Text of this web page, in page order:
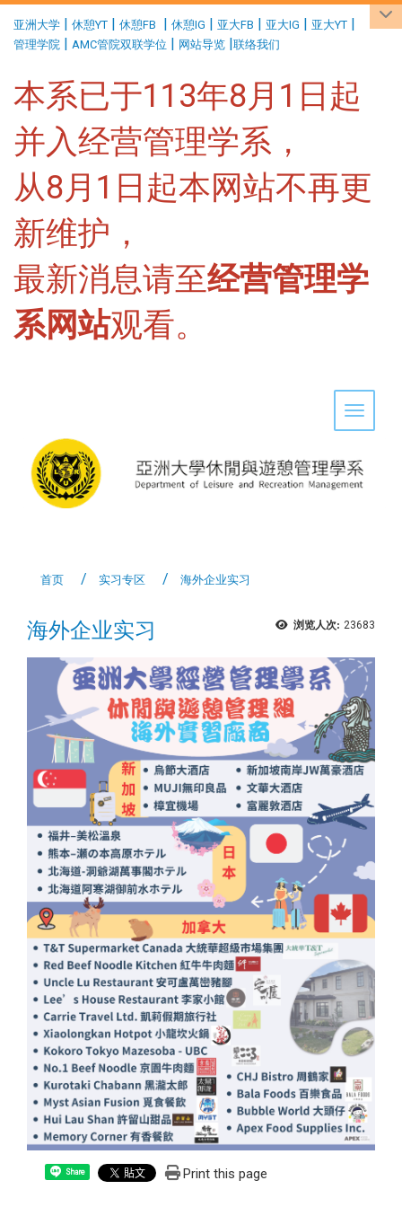
亚洲大学 | 休憩YT | 休憩FB | 休憩IG | 亚大FB | 亚大IG | 亚大YT |
管理学院 | AMC管院双联学位 | 网站导览 |联络我们
本系已于113年8月1日起
并入经营管理学系，
从8月1日起本网站不再更
新维护，
最新消息请至经营管理学
系网站观看。
Toggle
首页 实习专区 海外企业实习
浏览人次: 23683
海外企业实习
Share Print this page